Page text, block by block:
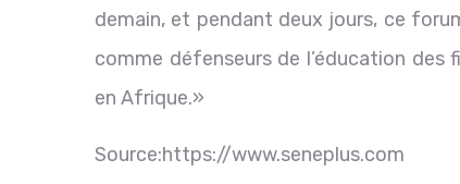
demain, et pendant deux jours, ce
comme défenseurs de l’éducation
en Afrique.»
Source:https://www.seneplus.com